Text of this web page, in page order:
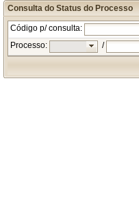
Consulta do Status do Processo
Código p/ consulta:
Processo:
/